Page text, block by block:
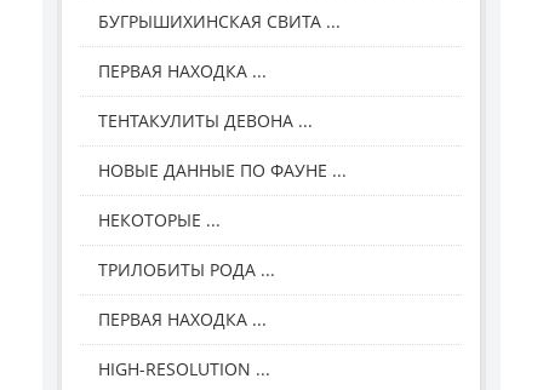
БУГРЫШИХИНСКАЯ СВИТА ...
ПЕРВАЯ НАХОДКА ...
ТЕНТАКУЛИТЫ ДЕВОНА ...
НОВЫЕ ДАННЫЕ ПО ФАУНЕ ...
НЕКОТОРЫЕ ...
ТРИЛОБИТЫ РОДА ...
ПЕРВАЯ НАХОДКА ...
HIGH-RESOLUTION ...